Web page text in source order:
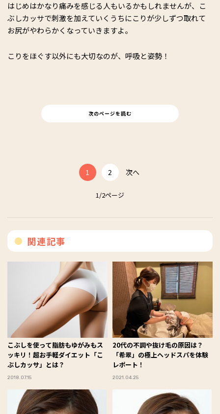
はじめはかなり痛みを感じる人もいるかもしれませんが、こ
ぶしカッサで刺激を加えていくうちにこりが少しずつ取れて
お尻がやわらかくなっていきますよ。
こりをほぐす以外にも大切なのが、呼吸と姿勢！
次のページを読む
1 2 次へ
1/2ページ
関連記事
こぶしを使って脂肪もゆがみもス
ッキリ！超お手軽ダイエット「こ
ぶしカッサ」とは？
2018.07.15
20代の不調や抜け毛の原因は？
「希翠」の極上ヘッドスパを体験
レポート！
2021.04.25